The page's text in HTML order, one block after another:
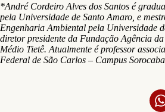
*André Cordeiro Alves dos Santos é
pela Universidade de Santo Amaro, e
Engenharia Ambiental pela Universidade
diretor presidente da Fundação Agência
Médio Tietê. Atualmente é professor
Federal de São Carlos – Campus